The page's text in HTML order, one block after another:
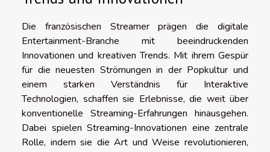
Die französischen Streamer prägen die digitale
Entertainment-Branche mit beeindruckenden
Innovationen und kreativen Trends. Mit ihrem Gespür
für die neuesten Strömungen in der Popkultur und
einem starken Verständnis für Interaktive
Technologien, schaffen sie Erlebnisse, die weit über
konventionelle Streaming-Erfahrungen hinausgehen.
Dabei spielen Streaming-Innovationen eine zentrale
Rolle, indem sie die Art und Weise revolutionieren,